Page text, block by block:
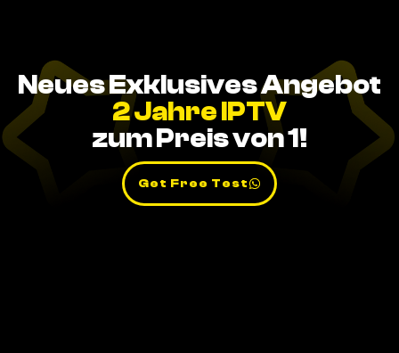
Neues Exklusives Angebot
2 Jahre IPTV
zum Preis von 1!
Get Free Test